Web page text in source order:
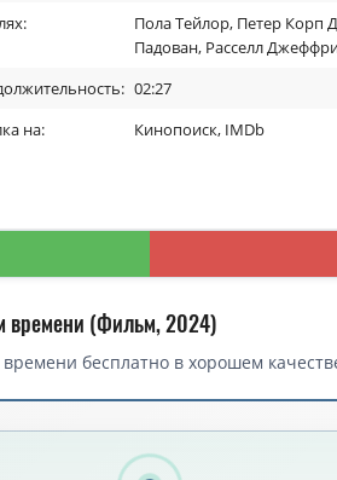
Пола Тейлор, Петер Корп
Падован, Расселл
02:27
на:
Кинопоиск, IMDb
времени (Фильм, 2024)
бесплатно в хорошем
/ Taklee Genesis x Worlds Collide
Genesis x Worlds Collide (2024) WEB-DL